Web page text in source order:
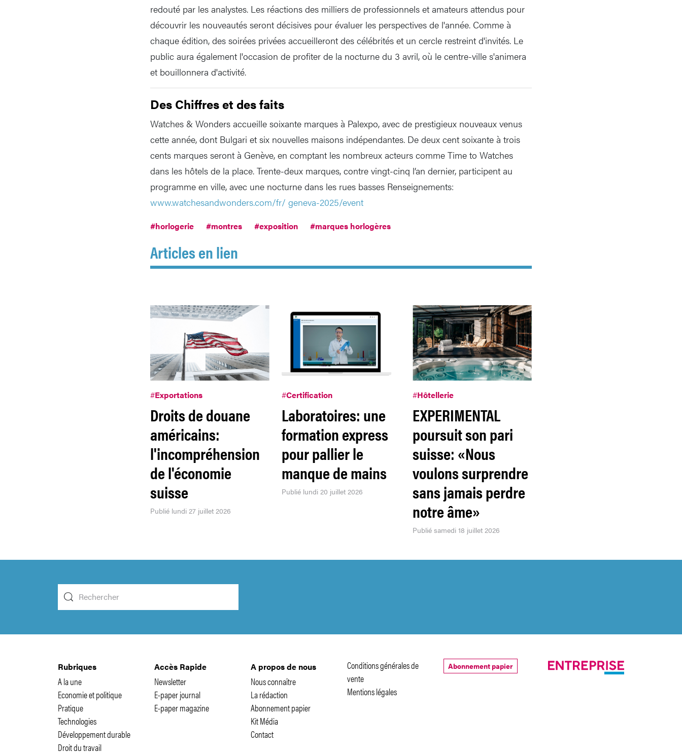
redouté par les analystes. Les réactions des milliers de professionnels et amateurs attendus pour
découvrir les nouveautés seront décisives pour évaluer les perspectives de l'année. Comme à
chaque édition, des soirées privées accueilleront des célébrités et un cercle restreint d'invités. Le
public aura également l'occasion de profiter de la nocturne du 3 avril, où le centre-ville s'animera
et bouillonnera d'activité.
Des Chiffres et des faits
Watches & Wonders accueille soixante marques à Palexpo, avec de prestigieux nouveaux venus
cette année, dont Bulgari et six nouvelles maisons indépendantes. De deux cent soixante à trois
cents marques seront à Genève, en comptant les nombreux acteurs comme Time to Watches
dans les hôtels de la place. Trente-deux marques, contre vingt-cinq l’an dernier, participent au
programme en ville, avec une nocturne dans les rues basses Renseignements:
www.watchesandwonders.com/fr/ geneva-2025/event
#horlogerie #montres #exposition #marques horlogères
Articles en lien
#Exportations
Droits de douane
américains:
l'incompréhension
de l'économie
suisse
Publié lundi 27 juillet 2026
#Certification
Laboratoires: une
formation express
pour pallier le
manque de mains
Publié lundi 20 juillet 2026
#Hôtellerie
EXPERIMENTAL
poursuit son pari
suisse: «Nous
voulons surprendre
sans jamais perdre
notre âme»
Publié samedi 18 juillet 2026
Rubriques
A la une
Economie et politique
Pratique
Technologies
Développement durable
Droit du travail
Accès Rapide
Newsletter
E-paper journal
E-paper magazine
A propos de nous
Nous connaître
La rédaction
Abonnement papier
Kit Média
Contact
Conditions générales de
vente
Mentions légales
Abonnement papier